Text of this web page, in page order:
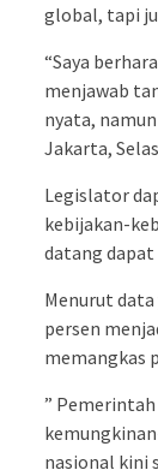
global, tapi
“Saya
menjawab
nyata,
Jakarta,
Legislator
kebijakan-
datang
Menurut
persen
memangkas
”
nasional kini